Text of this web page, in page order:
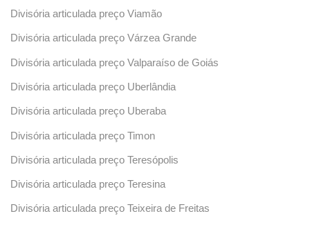
Divisória articulada preço Viamão
Divisória articulada preço Várzea Grande
Divisória articulada preço Valparaíso de Goiás
Divisória articulada preço Uberlândia
Divisória articulada preço Uberaba
Divisória articulada preço Timon
Divisória articulada preço Teresópolis
Divisória articulada preço Teresina
Divisória articulada preço Teixeira de Freitas